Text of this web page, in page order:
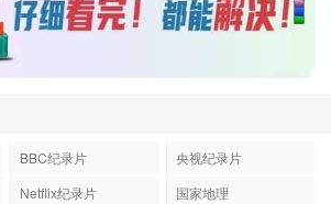
BBC纪录片
央视纪录片
Netflix纪录片
国家地理